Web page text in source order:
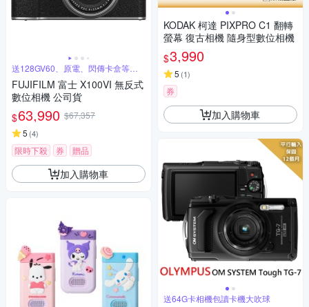
送128GV60、原電、閃傳卡盒等超
值禮
FUJIFILM 富士 X100VI 無反式
數位相機 公司貨
$63,990 $67,357
5 (4)
限時下殺 券 贈品
加入購物車
KODAK 柯達 PIXPRO C1 翻轉
螢幕 復古相機 隨身型數位相機
$3,990
5 (1)
券
加入購物車
送64G卡相機包讀卡機大吹球